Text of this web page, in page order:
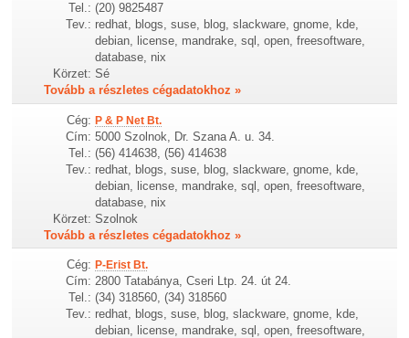
Tel.: (20) 9825487
Tev.: redhat, blogs, suse, blog, slackware, gnome, kde,
debian, license, mandrake, sql, open, freesoftware,
database, nix
Körzet: Sé
Tovább a részletes cégadatokhoz »
Cég: P & P Net Bt.
Cím: 5000 Szolnok, Dr. Szana A. u. 34.
Tel.: (56) 414638, (56) 414638
Tev.: redhat, blogs, suse, blog, slackware, gnome, kde,
debian, license, mandrake, sql, open, freesoftware,
database, nix
Körzet: Szolnok
Tovább a részletes cégadatokhoz »
Cég: P-Erist Bt.
Cím: 2800 Tatabánya, Cseri Ltp. 24. út 24.
Tel.: (34) 318560, (34) 318560
Tev.: redhat, blogs, suse, blog, slackware, gnome, kde,
debian, license, mandrake, sql, open, freesoftware,